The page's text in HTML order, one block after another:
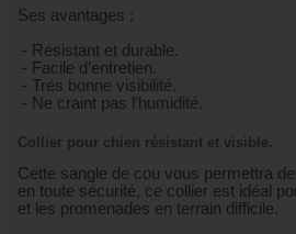
Ses avantages :
- Résistant et durable.
- Facile d’entretien.
- Trés bonne visibilité.
- Ne craint pas l’humidité.
Collier pour chien résistant et visible.
Cette sangle de cou vous permettra
en toute sécurité, ce collier est idéal
et les promenades en terrain difficile.